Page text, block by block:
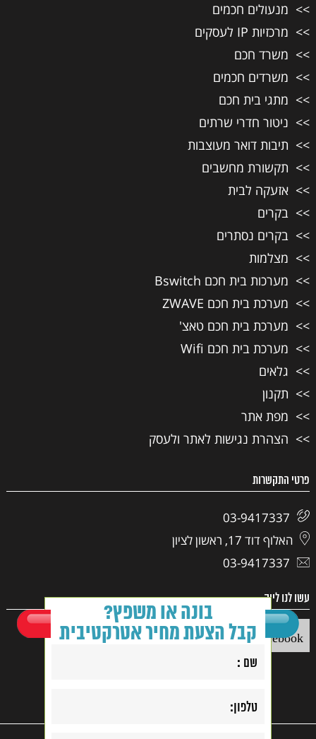
בונה או משפץ?
קבל הצעת מחיר אטרקטיבית
מנעולים חכמים
מרכזיות IP לעסקים
משרד חכם
משרדים חכמים
מתגי בית חכם
ניטור חדרי שרתים
תיבות דואר מעוצבות
תקשורת מחשבים
אזעקה לבית
בקרים
בקרים נסתרים
מצלמות
מערכות בית חכם Bswitch
מערכת בית חכם ZWAVE
מערכת בית חכם טאצ'
מערכת בית חכם Wifi
גלאים
תקנון
מפת אתר
הצהרת נגישות לאתר ולעסק
פרטי התקשרות
03-9417337
האלוף דוד 17, ראשון לציון
03-9417337
עשו לנו לייק
Facebook